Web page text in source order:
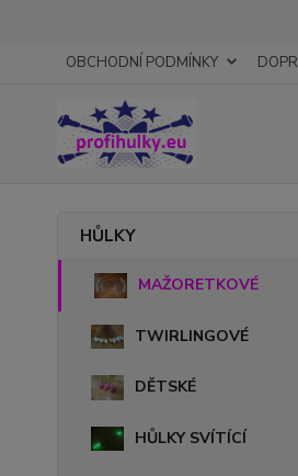
OBCHODNÍ PODMÍNKY
HŮLKY
MAŽORETKOVÉ
TWIRLINGOVÉ
DĚTSKÉ
HŮLKY SVÍTÍCÍ